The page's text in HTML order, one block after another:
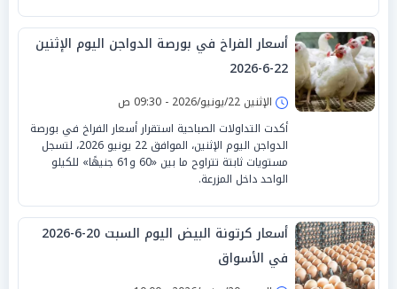
أسعار الفراخ في بورصة الدواجن اليوم الإثنين
22-6-2026
الإثنين 22/يونيو/2026 - 09:30 ص
أكدت التداولات الصباحية استقرار أسعار الفراخ في بورصة
الدواجن اليوم الإثنين، الموافق 22 يونيو 2026، لتسجل
مستويات ثابتة تتراوح ما بين «60 و61 جنيهًا» للكيلو
الواحد داخل المزرعة.
أسعار كرتونة البيض اليوم السبت 20-6-2026
في الأسواق